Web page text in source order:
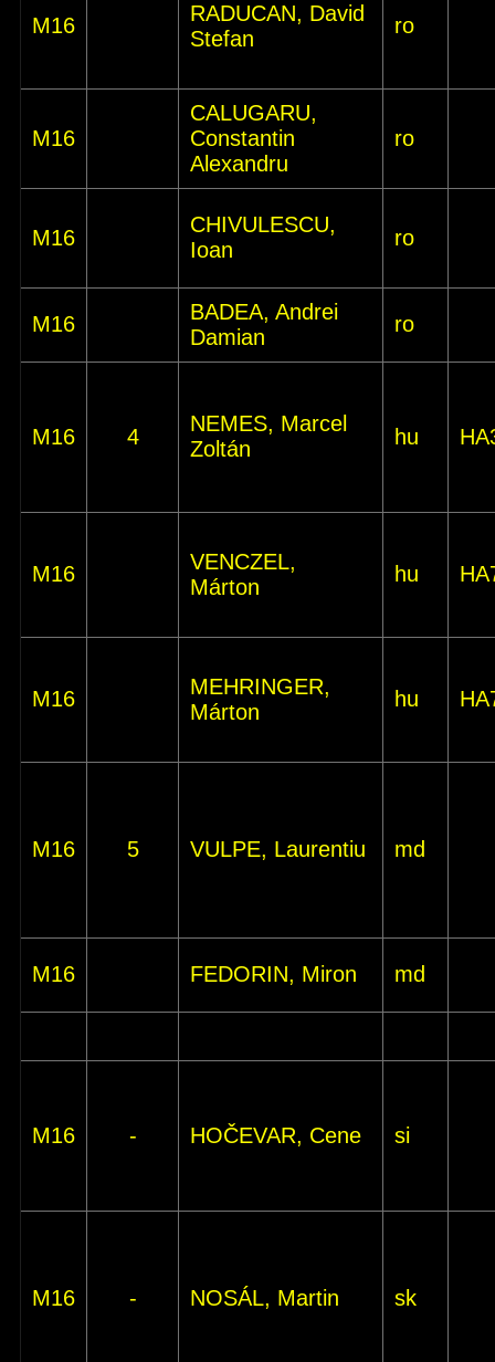
M16
RADUCAN, David
Stefan
ro
M16
CALUGARU,
Constantin
Alexandru
ro
M16
CHIVULESCU,
Ioan
ro
M16
BADEA, Andrei
Damian
ro
M16 4
NEMES, Marcel
Zoltán
hu
M16
VENCZEL,
Márton
hu
M16
MEHRINGER,
Márton
hu
M16 5 VULPE, Laurentiu md
M16 FEDORIN, Miron md
M16 - HOČEVAR, Cene si
M16 - NOSÁL, Martin sk